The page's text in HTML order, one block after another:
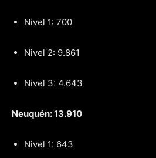
Nivel 1: 700
Nivel 2: 9.861
Nivel 3: 4.643
Neuquén: 13.910
Nivel 1: 643